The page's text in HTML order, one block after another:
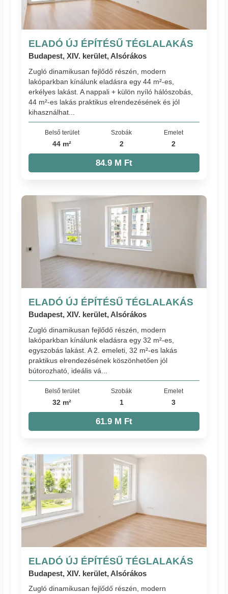
ELADÓ ÚJ ÉPÍTÉSŰ TÉGLALAKÁS
Budapest, XIV. kerület, Alsórákos
Zugló dinamikusan fejlődő részén, modern
lakóparkban kínálunk eladásra egy 44 m²-es,
erkélyes lakást. A nappali + külön nyíló hálószobás,
44 m²-es lakás praktikus elrendezésének és jól
kihasználhat...
Belső terület
44 m²
Szobák
2
Emelet
2
84.9 M Ft
ELADÓ ÚJ ÉPÍTÉSŰ TÉGLALAKÁS
Budapest, XIV. kerület, Alsórákos
Zugló dinamikusan fejlődő részén, modern
lakóparkban kínálunk eladásra egy 32 m²-es,
egyszobás lakást. A 2. emeleti, 32 m²-es lakás
praktikus elrendezésének köszönhetően jól
bútorozható, ideális vá...
Belső terület
32 m²
Szobák
1
Emelet
3
61.9 M Ft
ELADÓ ÚJ ÉPÍTÉSŰ TÉGLALAKÁS
Budapest, XIV. kerület, Alsórákos
Zugló dinamikusan fejlődő részén, modern